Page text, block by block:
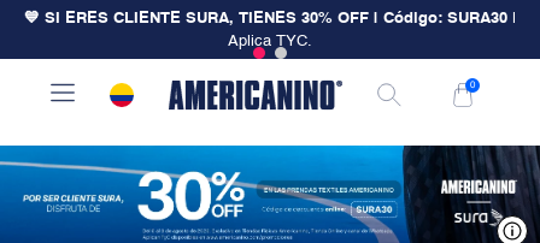
💙 SI ERES CLIENTE SURA, TIENES 30% OFF | Código: SURA30
Aplica TYC.
0